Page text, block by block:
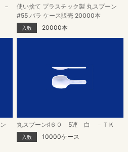
－
使い捨て プラスチック製 丸スプーン
#55 バラ ケース販売 20000本
入数 20000本
丸スプーン♯６０ 5連 白 －ＴＫ
入数 10000ケース